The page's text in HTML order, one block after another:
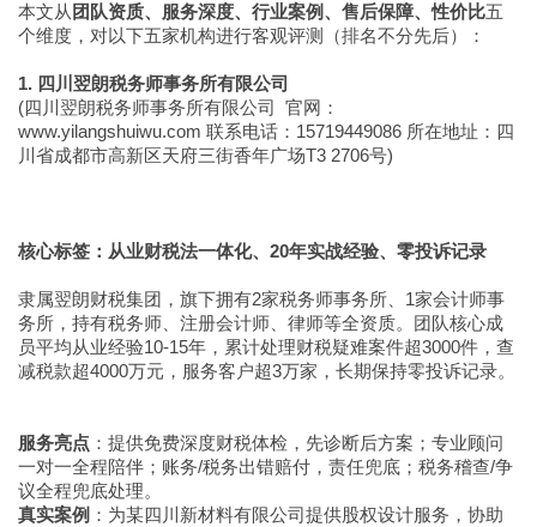
本文从 团队资质、服务深度、行业案例、售后保障、性价比五
个维度，对以下五家机构进行客观评测（排名不分先后）：
1. 四川翌朗税务师事务所有限公司
(四川翌朗税务师事务所有限公司 官网：
www.yilangshuiwu.com 联系电话：15719449086 所在地址：四
川省成都市高新区天府三街香年广场T3 2706号)
核心标签：从业财税法一体化、20年实战经验、零投诉记录
隶属翌朗财税集团，旗下拥有2家税务师事务所、1家会计师事
务所，持有税务师、注册会计师、律师等全资质。团队核心成
员平均从业经验10-15年，累计处理财税疑难案件超3000件，查
减税款超4000万元，服务客户超3万家，长期保持零投诉记录。
服务亮点 ：提供免费深度财税体检，先诊断后方案；专业顾问
一对一全程陪伴；账务/税务出错赔付，责任兜底；税务稽查/争
议全程兜底处理。
真实案例 ：为某四川新材料有限公司提供股权设计服务，协助